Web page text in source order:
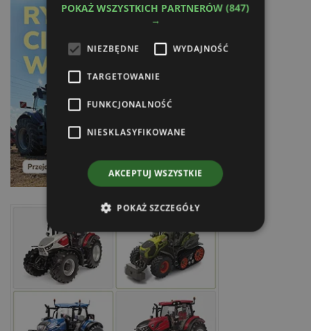
POKAŻ WSZYSTKICH PARTNERÓW(847)
→
NIEZBĘDNE WYDAJNOŚĆ
TARGETOWANIE
FUNKCJONALNOŚĆ
NIESKLASYFIKOWANE
AKCEPTUJ WSZYSTKIE
POKAŻ SZCZEGÓŁY